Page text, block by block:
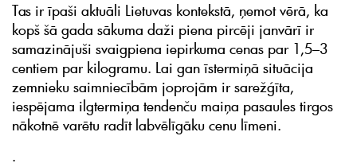
Tas ir īpaši aktuāli Lietuvas kontekstā, ņemot vērā, ka
kopš šā gada sākuma daži piena pircēji janvārī ir
samazinājuši svaigpiena iepirkuma cenas par 1,5–3
centiem par kilogramu. Lai gan īstermiņā situācija
zemnieku saimniecībām joprojām ir sarežģīta,
iespējama ilgtermiņa tendenču maiņa pasaules tirgos
nākotnē varētu radīt labvēlīgāku cenu līmeni.
.